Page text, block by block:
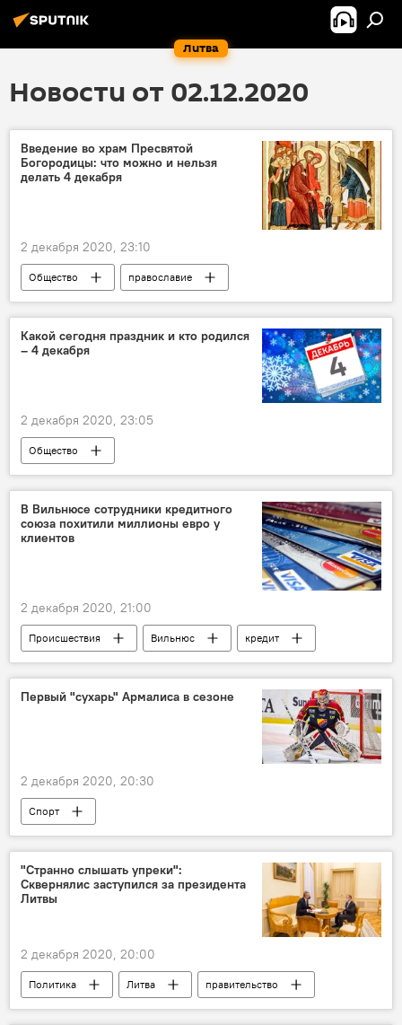
Литва
Новости от 02.12.2020
Введение во храм Пресвятой
Богородицы: что можно и нельзя
делать 4 декабря
2 декабря 2020, 23:10
Общество
православие
православные
церковь
праздник
традиции
народные традиции
Какой сегодня праздник и кто родился
– 4 декабря
2 декабря 2020, 23:05
Общество
В Вильнюсе сотрудники кредитного
союза похитили миллионы евро у
клиентов
2 декабря 2020, 21:00
Происшествия Вильнюс
кредит
похищение
мошенник
Первый "сухарь" Армалиса в сезоне
2 декабря 2020, 20:30
Спорт
"Странно слышать упреки":
Сквернялис заступился за президента
Литвы
2 декабря 2020, 20:00
Политика Литва
правительство
Правительство Литвы
Ингрида Шимоните